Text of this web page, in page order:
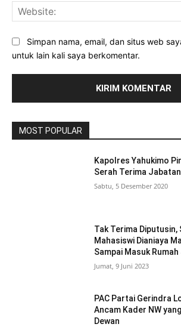
Simpan nama, email, dan situs web
untuk lain kali saya berkomentar.
MOST POPULAR
Kapolres Yahukimo
Serah Terima Jabatan
Sabtu, 5 Desember 2020
Tak Terima Diputusin,
Mahasiswi Dianiaya
Sampai Masuk Rumah
Jumat, 9 Juni 2023
PAC Partai Gerindra
Ancam Kader NW
Dewan